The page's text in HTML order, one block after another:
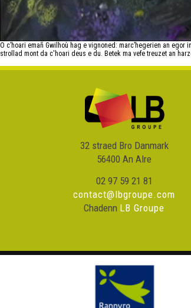
O c’hoari emañ Gwilhoù hag e vignoned: marc’hegerien an
strollad mont da c'hoari deus e du. Betek ma vefe treuzet an
32 straed Bro Danmark
56400 An Alre
02 97 59 21 81
contact@lbgroupe.com
Chadenn LB Groupe